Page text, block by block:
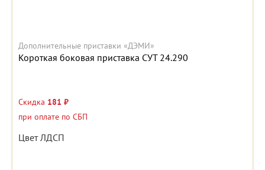
Дополнительные приставки «ДЭМИ»
Короткая боковая приставка СУТ 24.290
Скидка 181 ₽
при оплате по СБП
Цвет ЛДСП